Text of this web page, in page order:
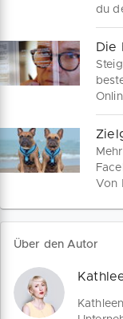
du
und
und
du
Von
Über den Autor